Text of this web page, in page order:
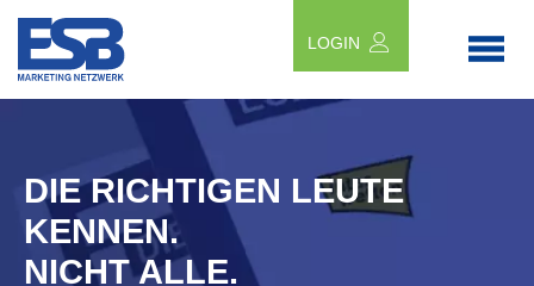
LOGIN
DIE RICHTIGEN LEUTE
KENNEN.
NICHT ALLE.